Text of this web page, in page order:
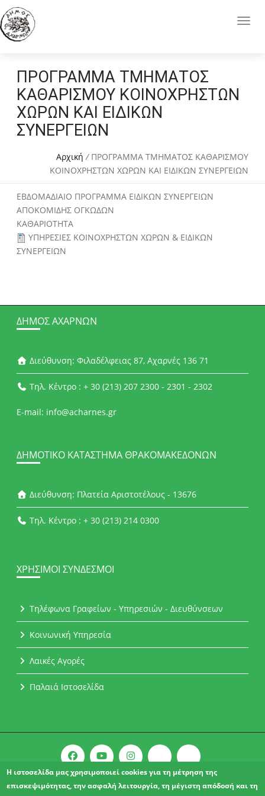
ΠΡΟΓΡΑΜΜΑ ΤΜΗΜΑΤΟΣ
ΚΑΘΑΡΙΣΜΟΥ ΚΟΙΝΟΧΡΗΣΤΩΝ
ΧΩΡΩΝ ΚΑΙ ΕΙΔΙΚΩΝ
ΣΥΝΕΡΓΕΙΩΝ
Αρχική / ΠΡΟΓΡΑΜΜΑ ΤΜΗΜΑΤΟΣ ΚΑΘΑΡΙΣΜΟΥ
ΚΟΙΝΟΧΡΗΣΤΩΝ ΧΩΡΩΝ ΚΑΙ ΕΙΔΙΚΩΝ ΣΥΝΕΡΓΕΙΩΝ
ΕΒΔΟΜΑΔΙΑΙΟ ΠΡΟΓΡΑΜΜΑ ΕΙΔΙΚΩΝ ΣΥΝΕΡΓΕΙΩΝ
ΑΠΟΚΟΜΙΔΗΣ ΟΓΚΩΔΩΝ
ΚΑΘΑΡΙΟΤΗΤΑ
ΥΠΗΡΕΣΙΕΣ ΚΟΙΝΟΧΡΗΣΤΩΝ ΧΩΡΩΝ & ΕΙΔΙΚΩΝ
ΣΥΝΕΡΓΕΙΩΝ
ΔΉΜΟΣ ΑΧΑΡΝΏΝ
Διεύθυνση: Φιλαδέλφειας 87, Αχαρνές 136 71
Τηλ. Κέντρο : + 30 (213) 207 2300 - 2301 - 2302
E-mail: info@acharnes.gr
ΔΗΜΟΤΙΚΌ ΚΑΤΆΣΤΗΜΑ ΘΡΑΚΟΜΑΚΕΔΌΝΩΝ
Διεύθυνση: Πλατεία Αριστοτέλους - 13676
Τηλ. Κέντρο : + 30 (213) 214 0300
ΧΡΉΣΙΜΟΙ ΣΎΝΔΕΣΜΟΙ
Τηλέφωνα Γραφείων - Υπηρεσιών - Διευθύνσεων
Κοινωνική Υπηρεσία
Λαικές Αγορές
Παλαιά Ιστοσελίδα
Copyright © 2021 l Δήμος Αχαρνών.
Η ιστοσελίδα μας χρησιμοποιεί cookies για τη μέτρηση της
επισκεψιμότητας, την ασφαλή λειτουργία, τη μέγιστη απόδοσή και τη